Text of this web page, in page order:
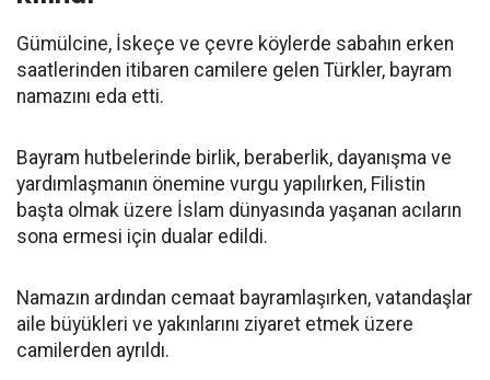
Gümülcine, İskeçe ve çevre köylerde sabahın erken
saatlerinden itibaren camilere gelen Türkler, bayram
namazını eda etti.
Bayram hutbelerinde birlik, beraberlik, dayanışma ve
yardımlaşmanın önemine vurgu yapılırken, Filistin
başta olmak üzere İslam dünyasında yaşanan acıların
sona ermesi için dualar edildi.
Namazın ardından cemaat bayramlaşırken, vatandaşlar
aile büyükleri ve yakınlarını ziyaret etmek üzere
camilerden ayrıldı.